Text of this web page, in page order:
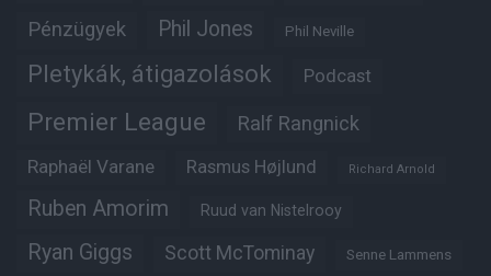
Pénzügyek Phil Jones Phil Neville
Pletykák, átigazolások Podcast
Premier League Ralf Rangnick
Raphaël Varane Rasmus Højlund Richard Arnold
Ruben Amorim Ruud van Nistelrooy
Ryan Giggs Scott McTominay Senne Lammens